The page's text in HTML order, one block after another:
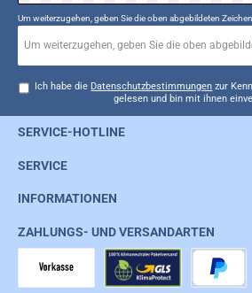
Um weiterzugehen, geben Sie die oben abgebildeten
Ich habe die Datenschutzbestimmungen zur
gelesen und bin mit ihnen
SERVICE-HOTLINE
SERVICE
INFORMATIONEN
ZAHLUNGS- UND VERSANDARTEN